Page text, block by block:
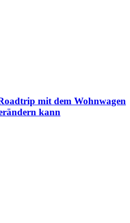
mit dem Wohnwagen
kann